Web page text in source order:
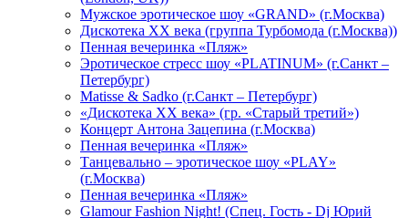
Мужское эротическое шоу «GRAND» (г.Москва)
Дискотека XX века (группа Турбомода (г.Москва))
Пенная вечеринка «Пляж»
Эротическое стресс шоу «PLATINUM» (г.Санкт –
Петербург)
Matisse & Sadko (г.Санкт – Петербург)
«Дискотека ХХ века» (гр. «Старый третий»)
Концерт Антона Зацепина (г.Москва)
Пенная вечеринка «Пляж»
Танцевально – эротическое шоу «PLAY»
(г.Москва)
Пенная вечеринка «Пляж»
Glamour Fashion Night! (Спец. Гость - Dj Юрий